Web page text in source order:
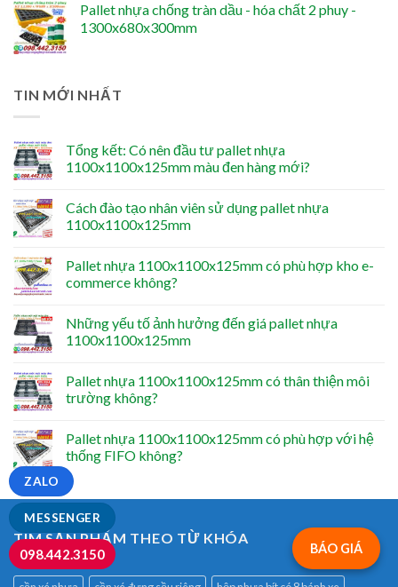
Pallet nhựa chống tràn dầu - hóa chất 2 phuy -
1300x680x300mm
TIN MỚI NHẤT
Tổng kết: Có nên đầu tư pallet nhựa
1100x1100x125mm màu đen hàng mới?
Cách đào tạo nhân viên sử dụng pallet nhựa
1100x1100x125mm
Pallet nhựa 1100x1100x125mm có phù hợp kho e-
commerce không?
Những yếu tố ảnh hưởng đến giá pallet nhựa
1100x1100x125mm
Pallet nhựa 1100x1100x125mm có thân thiện môi
trường không?
Pallet nhựa 1100x1100x125mm có phù hợp với hệ
thống FIFO không?
TÌM SẢN PHẨM THEO TỪ KHÓA
BÁO GIÁ
MESSENGER
ZALO
098.442.3150